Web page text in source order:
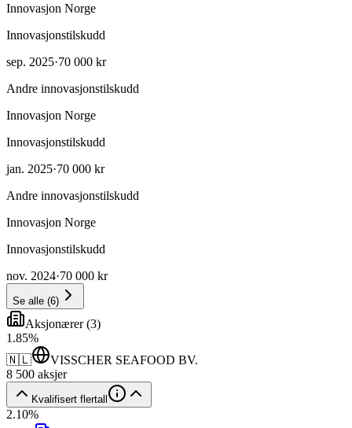
Innovasjon Norge
Innovasjonstilskudd
sep. 2025·70 000 kr
Andre innovasjonstilskudd
Innovasjon Norge
Innovasjonstilskudd
jan. 2025·70 000 kr
Andre innovasjonstilskudd
Innovasjon Norge
Innovasjonstilskudd
nov. 2024·70 000 kr
Se alle (6)
Aksjonærer(3)
1 .85%
🇳🇱
VISSCHER SEAFOOD BV.
8 500 aksjer
Kvalifisert flertall
2.10%